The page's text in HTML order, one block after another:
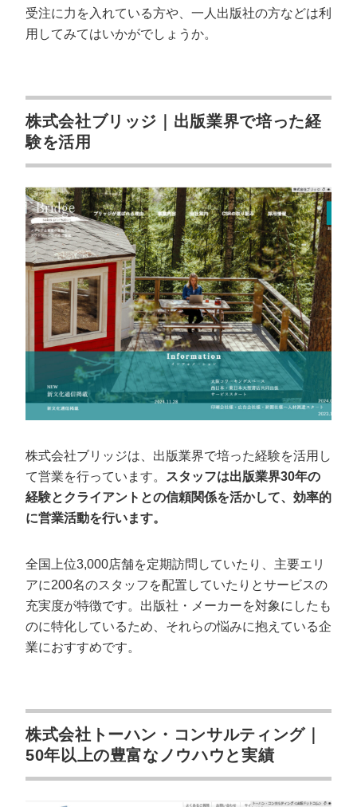
受注に力を入れている方や、一人出版社の方などは利
用してみてはいかがでしょうか。
株式会社ブリッジ｜出版業界で培った経
験を活用
株式会社ブリッジは、出版業界で培った経験を活用し
て営業を行っています。
スタッフは出版業界30年の
経験とクライアントとの信頼関係を活かして、効率的
に営業活動を行います。
全国上位3,000店舗を定期訪問していたり、主要エリ
アに200名のスタッフを配置していたりとサービスの
充実度が特徴です。出版社・メーカーを対象にしたも
のに特化しているため、それらの悩みに抱えている企
業におすすめです。
株式会社トーハン・コンサルティング｜
50年以上の豊富なノウハウと実績